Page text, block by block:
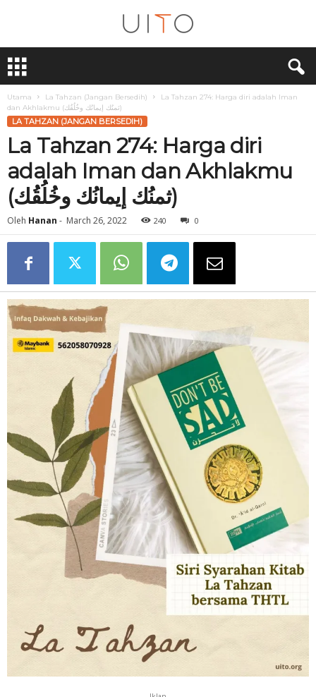
T
Utama La Tahzan (Jangan Bersedih)
La Tahzan 274: Harga diri adalah Iman
dan Akhlakmu (ثمنُك إيمانُك وخُلُقُك)
LA TAHZAN (JANGAN BERSEDIH)
La Tahzan 274: Harga diri
adalah Iman dan Akhlakmu
(ثمنُك إيمانُك وخُلُقُك)
Oleh Hanan - March 26, 2022 240 0